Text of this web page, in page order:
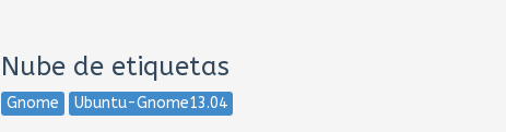
Nube de etiquetas
Gnome Ubuntu-Gnome13.04